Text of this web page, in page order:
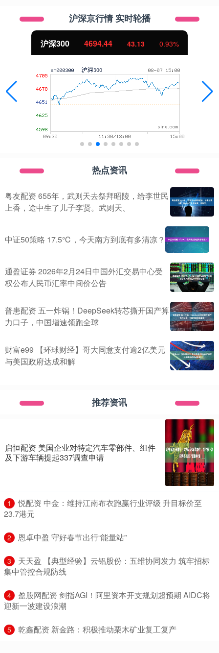
沪深京行情 实时轮播
沪深300 4694.44 43.13 0.93%
热点资讯
粤友配资 655年，武则天去祭拜昭陵，给李世民
上香，途中生了儿子李贤。武则天、
中证50策略 17.5℃，今天南方到底有多清凉？
通盈证券 2026年2月24日中国外汇交易中心受
权公布人民币汇率中间价公告
普患配资 五一炸锅！DeepSeek转芯撕开国产算
力口子，中国增速领跑全球
财富e99 【环球财经】哥大同意支付逾2亿美元
与美国政府达成和解
推荐资讯
启恒配资 美国企业对特定汽车零部件、组件
及下游车辆提起337调查申请
1
​悦配资 中金：维持江南布衣跑赢行业评级 升目标价至
23.7港元
2 ​恩卓中盈 守好春节出行“能量站”
3
​天天盈 【典型经验】云铝股份：五维协同发力 筑牢招标
集中管控合规防线
4
​盈股网配资 剑指AGI！阿里资本开支规划超预期 AIDC将
迎新一波建设浪潮
5 ​乾鑫配资 新金路：积极推动栗木矿业复工复产